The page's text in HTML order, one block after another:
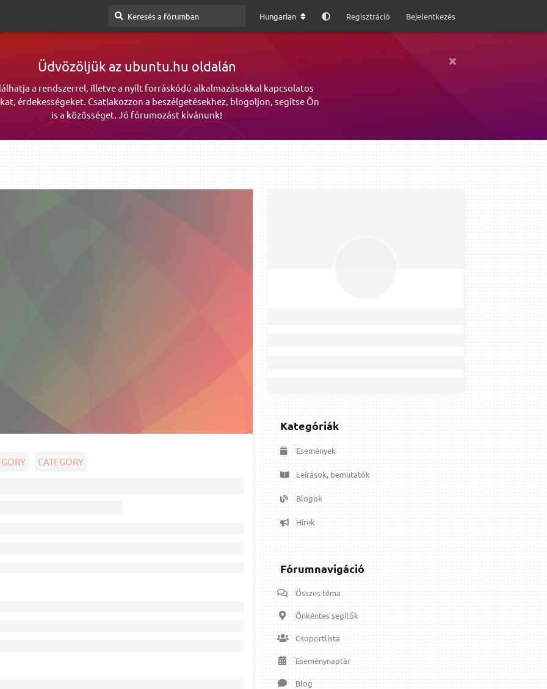
Hungarian Regisztráció Bejelentkezés
Üdvözöljük az ubuntu.hu oldalán
a rendszerrel, illetve a nyílt forráskódú alkalmazásokkal kapcsolatos
érdekességeket. Csatlakozzon a beszélgetésekhez, blogoljon, segítse Ön
is a közösséget. Jó fórumozást kívánunk!
CATEGORY
Kategóriák
Események
Leírások, bemutatók
Blogok
Hírek
Fórumnavigáció
Összes téma
Önkéntes segítők
Csoportlista
Eseménynaptár
Blog